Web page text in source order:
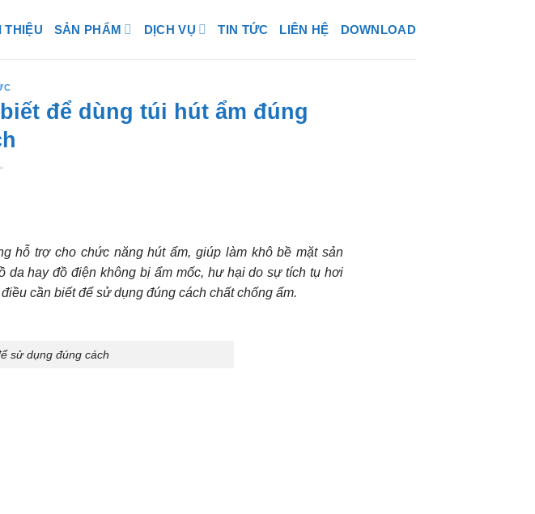
THIỆU SẢN PHẨM DỊCH VỤ TIN TỨC LIÊN HỆ DOWNLOAD
để dùng túi hút ẩm đúng
hỗ trợ cho chức năng hút ẩm, giúp làm khô bề mặt sản
da hay đồ điện không bị ẩm mốc, hư hại do sự tích tụ hơi
cần biết để sử dụng đúng cách chất chống ẩm.
sử dụng đúng cách